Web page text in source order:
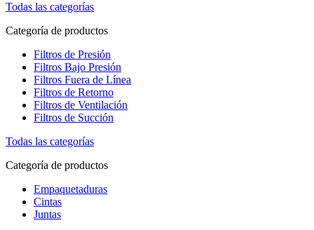
Todas las categorías
Categoría de productos
Filtros de Presión
Filtros Bajo Presión
Filtros Fuera de Línea
Filtros de Retorno
Filtros de Ventilación
Filtros de Succión
Todas las categorías
Categoría de productos
Empaquetaduras
Cintas
Juntas